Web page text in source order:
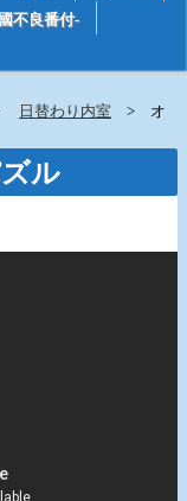
不良番付-
日替わり内室
オ
ル